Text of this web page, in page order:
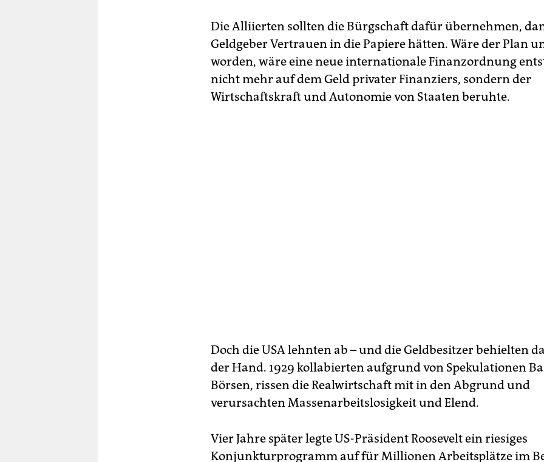
Die Alliierten sollten die Bürgschaft dafür übernehmen,
Geldgeber Vertrauen in die Papiere hätten. Wäre der Plan
worden, wäre eine neue internationale Finanzordnung
nicht mehr auf dem Geld privater Finanziers, sondern der
Wirtschaftskraft und Autonomie von Staaten beruhte.
Doch die USA lehnten ab – und die Geldbesitzer behielten
der Hand. 1929 kollabierten aufgrund von Spekulationen
Börsen, rissen die Realwirtschaft mit in den Abgrund und
verursachten Massenarbeitslosigkeit und Elend.
Vier Jahre später legte US-Präsident Roosevelt ein riesiges
Konjunkturprogramm auf für Millionen Arbeitsplätze im